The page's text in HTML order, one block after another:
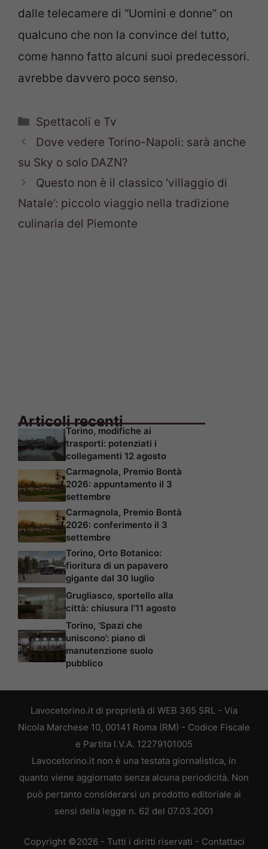
dalle telecamere di “Uomini e donne” on
qualcuno che non la convince del tutto,
come hanno fatto alcuni suoi predecessori.
avrebbe davvero poco senso.
Categorie
Spettacoli e Tv
Dove vedere Torino-Napoli: sarà anche
su Sky o solo DAZN?
Questo non è il classico ‘villaggio di
Natale’: piccolo viaggio nella tradizione
culinaria del Piemonte
Articoli recenti
Torino, modifiche ai
trasporti: potenziati i
collegamenti 12 agosto
Carmagnola, Premio Bontà
2026: appuntamento il 3
settembre
Carmagnola, Premio Bontà
2026: conferimento il 3
settembre
Torino, Orto Botanico:
fioritura di un papavero
gigante dal 30 luglio
Grugliasco, sportello alla
città: chiusura l’11 agosto
Torino, ‘Spazi che
uniscono’: piano di
manutenzione suolo
pubblico
Lavocetorino.it di proprietà di WEB 365 SRL - Via
Nicola Marchese 10, 00141 Roma (RM) - Codice Fiscale
e Partita I.V.A. 12279101005
Lavocetorino.it non è una testata giornalistica, in
quanto viene aggiornato senza alcuna periodicità. Non
può pertanto considerarsi un prodotto editoriale ai
sensi della legge n. 62 del 07.03.2001
Copyright ©2026 - Tutti i diritti riservati - Contattaci